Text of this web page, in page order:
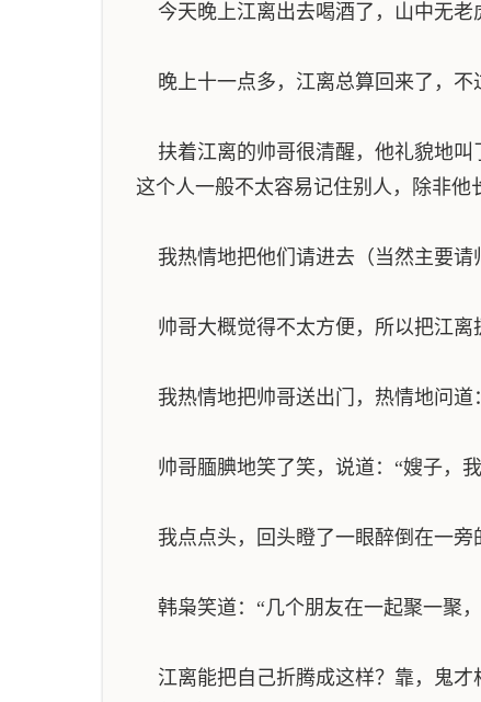
今天晚上江离出去喝酒了，山中无老
晚上十一点多，江离总算回来了，不
扶着江离的帅哥很清醒，他礼貌地叫
这个人一般不太容易记住别人，除非他
我热情地把他们请进去（当然主要请
帅哥大概觉得不太方便，所以把江离
我热情地把帅哥送出门，热情地问道
帅哥腼腆地笑了笑，说道：“嫂子，
我点点头，回头瞪了一眼醉倒在一旁
韩枭笑道：“几个朋友在一起聚一聚
江离能把自己折腾成这样？靠，鬼才